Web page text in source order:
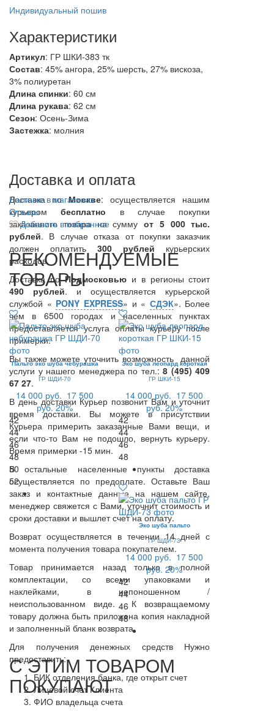
Индивидуальный пошив
Характеристики
Артикул: ГР ШКИ-383 тк
Состав: 45% ангора, 25% шерсть, 27% вискоза,
3% полиуретан
Длина спинки: 60 см
Длина рукава: 62 см
Сезон: Осень-Зима
Застежка: молния
Доставка и оплата
Доставка поМоскве: осуществляется нашим
курьеромбесплатно в случае покупки
заказанного товара на суммуот 5 000 тыс.
рублей. В случае отказа от покупки заказчик
должен оплатить300 рублей курьерских
расходов.
Доставка поПодмосковью и в регионы стоит
490 рублей. и осуществляется курьерской
службой « PONY EXPRESS» и « СДЭК». Более
чем в 6500 городах и населенных пунктах
предоставляется услуга оплаты курьеру после
примерки.
Вы также можете уточнить возможность данной
услуги у нашего менеджера по тел.:8 (495) 409
67 27.
В день доставки Курьер позвонит Вам и уточнит
время доставки. Вы можете в присутствии
Курьера примерить заказанные Вами вещи, и
если что-то Вам не подошло, вернуть курьеру.
Время примерки -15 мин.
В остальные населенные пункты доставка
осуществляется по предоплате. Оставьте Ваш
заказ и контактные данные на нашем сайте,
менеджер свяжется с Вами, уточнит стоимость и
сроки доставки и вышлет счет на оплату.
Возврат осуществляется в течении 14 дней с
момента получения товара покупателем.
Товар принимается назад только в полной
комплектации, со всеми упаковками и
наклейками, в непоношенном /
неиспользованном виде. К возвращаемому
товару должна быть приложена копия накладной
и заполненный бланк возврата.
Для получения денежных средств Нужно
предоставить:
БИК отделения банка, где открыт счет
Лицевой счет Клиента
ФИО владельца счета
Наличие в магазинах
Отзывы
Добавить в избранное
РЕКОМЕНДУЕМЫЕ
ТОВАРЫ
Пальто эко шуба чебурашка
ГР ШДИ-70
14 000 руб. 17 500
руб. 20%
42
44
46
48
50
52
Эко шуба леопард короткая
ГР ШКИ-15
14 000 руб. 17 500
руб. 20%
42
44
46
48
Эко шуба пальто
ГР ШДИ-73
14 000 руб. 17 500
руб. 20%
42
44
46
48
С ЭТИМ ТОВАРОМ
ПОКУПАЮТ